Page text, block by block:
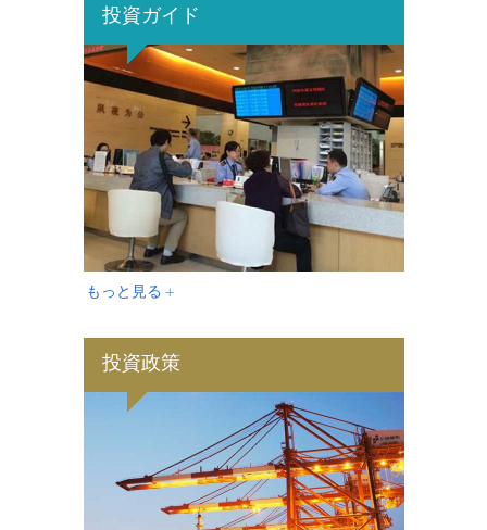
投資ガイド
もっと見る +
投資政策